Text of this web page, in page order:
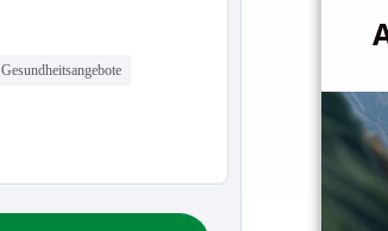
Gesundheitsangebote